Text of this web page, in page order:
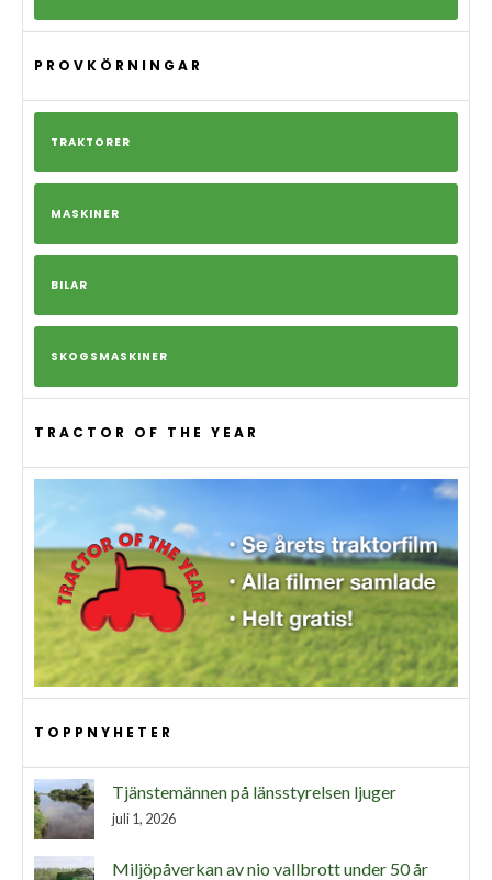
PROVKÖRNINGAR
TRAKTORER
MASKINER
BILAR
SKOGSMASKINER
TRACTOR OF THE YEAR
TOPPNYHETER
Tjänstemännen på länsstyrelsen ljuger
juli 1, 2026
Miljöpåverkan av nio vallbrott under 50 år